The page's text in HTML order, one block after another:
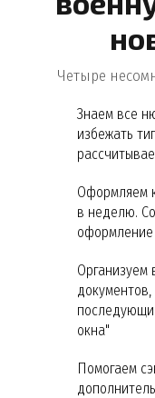
Четыре
Знаем все
избежать
Оформляем
в неделю.
оформление
Организуем
окна"
Помогаем